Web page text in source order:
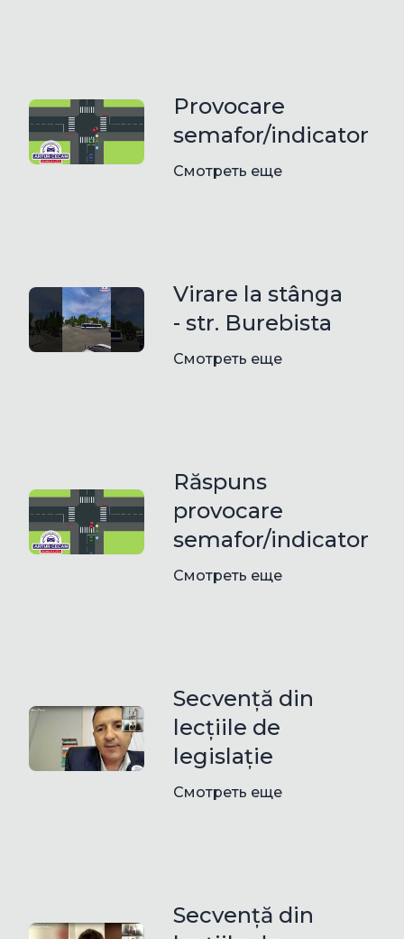
Provocare
semafor/indicator
Смотреть еще
Virare la stânga
- str. Burebista
Смотреть еще
Răspuns
provocare
semafor/indicator
Смотреть еще
Secvență din
lecțiile de
legislație
Смотреть еще
Secvență din